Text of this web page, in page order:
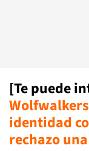
[Te puede
identidad
rechazo